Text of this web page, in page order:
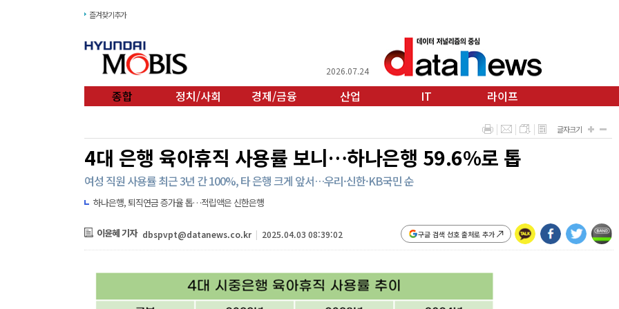
즐겨찾기추가
2026.07.24
종합 정치/사회 경제/금융 산업 IT 라이프
4대 은행 육아휴직 사용률 보니…하나은행 59.6%로 톱
여성 직원 사용률 최근 3년 간 100%, 타 은행 크게 앞서…우리·신한·KB국민 순
하나은행, 퇴직연금 증가율 톱…적립액은 신한은행
구글 검색 선호 출처로 추가
이윤혜 기자 dbspvpt@datanews.co.kr | 2025.04.03 08:39:02
글자크기